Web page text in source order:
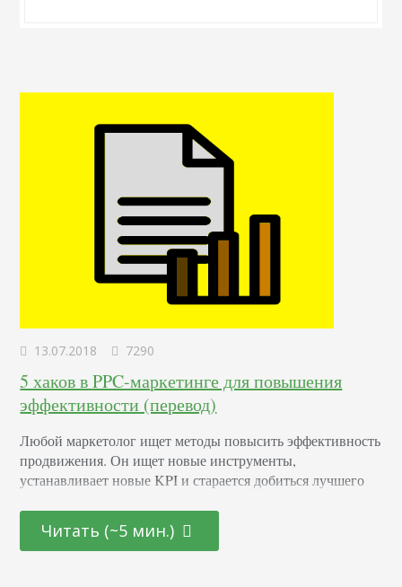
13.07.2018 7290
5 хаков в PPC-маркетинге для повышения
эффективности (перевод)
Любой маркетолог ищет методы повысить эффективность
продвижения. Он ищет новые инструменты,
устанавливает новые KPI и старается добиться лучшего
обновлением и изменением трудно уследить, легко
Читать (~5 мин.)